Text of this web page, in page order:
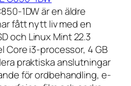
1DW är en äldre
fått nytt liv med en
och Linux Mint 22.3
Core i3-processor, 4 GB
praktiska anslutningar
för ordbehandling, e-